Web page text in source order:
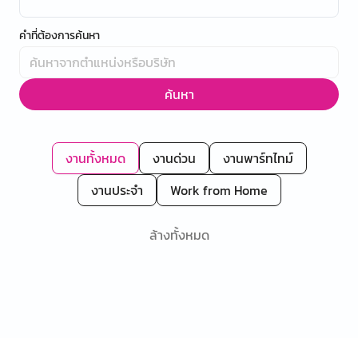
คำที่ต้องการค้นหา
ค้นหา
งานทั้งหมด งานด่วน
งานพาร์ทไทม์
งานประจำ
Work from Home
ล้างทั้งหมด